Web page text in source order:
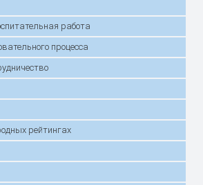
работа
процесса
рейтингах